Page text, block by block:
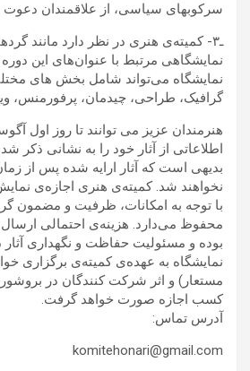
سرکوبهای سیاسی، از علاقمندان دعوت
ـ۳- كميته‌ی هنرى در نظر دارد مانند
نمايشگاهى مرتبط با عنوان‌هاى اين دوره
نمايشگاه می‌تواند شامل بخش هاى
گرافيک، طراحى، چيدمان، پرفورمنس،
هنرمندان عزيز مى توانند تا روز اول
اطلاعاتى از آثار خود را به نشانی ذکر
بديهى است كه آثار ارايه شده پس از
نخواهند شد. كميته‌ی هنرى اجازه‌ی
با توجه به امكانات، ظرفيت و مضمون
محفوظ مى‌دارد. هزينه‌ی احتمالی ارسال
بوده و مسئوليت حفاظت و نگهدارى آثار
نمايشگاه به عهده‌ى كميته‌ى برگزارى
مستعار) و اثر شركت كنندگان در
كسب اجازه صورت خواهد گرفت.
آدرس تماس:
komitehonari@gmail.com